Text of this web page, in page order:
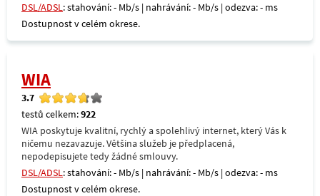
DSL/ADSL: stahování: - Mb/s | nahrávání: - Mb/s | odezva: - ms
Dostupnost v celém okrese.
WIA
3.7
testů celkem:922
WIA poskytuje kvalitní, rychlý a spolehlivý internet, který Vás k
ničemu nezavazuje. Většina služeb je předplacená,
nepodepisujete tedy žádné smlouvy.
DSL/ADSL: stahování: - Mb/s | nahrávání: - Mb/s | odezva: - ms
Dostupnost v celém okrese.